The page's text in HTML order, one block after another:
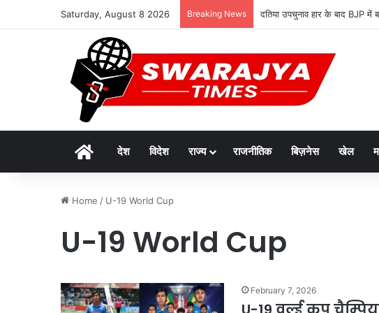
Saturday, August 8 2026 Breaking News दतिया उपचुनाव हार के बाद BJP
Homeदेश विदेश राज्य राजनीतिक बिज़नेस खेल
Home / U-19 World Cup
U-19 World Cup
February 7, 2026